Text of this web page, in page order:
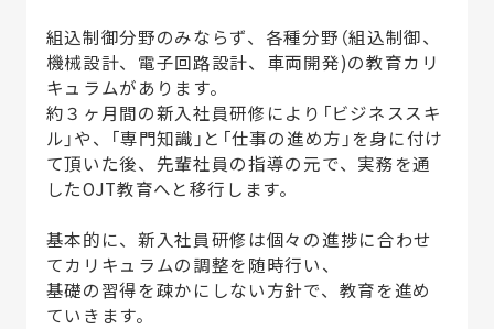
組込制御分野のみならず、各種分野（組込制御、
機械設計、電子回路設計、車両開発)の教育カリ
キュラムがあります。
約３ヶ月間の新入社員研修により「ビジネススキ
ル」や、「専門知識」と「仕事の進め方」を身に付け
て頂いた後、先輩社員の指導の元で、実務を通
したOJT教育へと移行します。
基本的に、新入社員研修は個々の進捗に合わせ
てカリキュラムの調整を随時行い、
基礎の習得を疎かにしない方針で、教育を進め
ていきます。